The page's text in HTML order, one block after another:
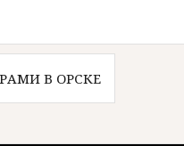
В ОРСКЕ